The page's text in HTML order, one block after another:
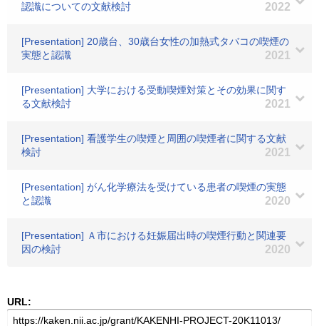
認識についての文献検討
2022
[Presentation] 20歳台、30歳台女性の加熱式タバコの喫煙の
実態と認識
2021
[Presentation] 大学における受動喫煙対策とその効果に関す
る文献検討
2021
[Presentation] 看護学生の喫煙と周囲の喫煙者に関する文献
検討
2021
[Presentation] がん化学療法を受けている患者の喫煙の実態
と認識
2020
[Presentation] Ａ市における妊娠届出時の喫煙行動と関連要
因の検討
2020
URL: